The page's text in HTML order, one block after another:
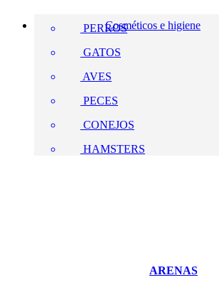
Cosméticos e higiene
PERROS
GATOS
AVES
PECES
CONEJOS
HAMSTERS
ARENAS